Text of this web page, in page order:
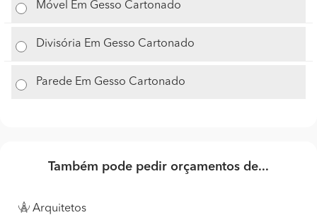
Móvel Em Gesso Cartonado
Divisória Em Gesso Cartonado
Parede Em Gesso Cartonado
Também pode pedir orçamentos de...
Arquitetos